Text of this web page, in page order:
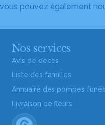
vous pouvez également
Nos services
Avis de décès
Liste des familles
Annuaire des pompes
Livraison de fleurs